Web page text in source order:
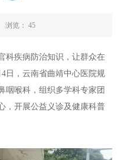
浏览： 45
科疾病防治知识，让群众在
日，云南省曲靖中心医院规
咽喉科，组织多学科专家团
，开展公益义诊及健康科普